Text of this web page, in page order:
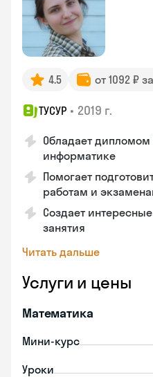
4.5 от 1092 ₽
ТУСУР • 2019 г.
Обладает дипломом
информатике
Помогает
работам и
Создает
занятия
Читать дальше
Услуги и цены
Математика
Мини-курс
Уроки